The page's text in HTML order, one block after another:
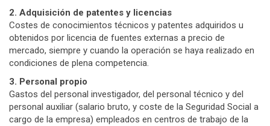
2. Adquisición de patentes y licencias
Costes de conocimientos técnicos y patentes adquiridos u
obtenidos por licencia de fuentes externas a precio de
mercado, siempre y cuando la operación se haya realizado en
condiciones de plena competencia.
3. Personal propio
Gastos del personal investigador, del personal técnico y del
personal auxiliar (salario bruto, y coste de la Seguridad Social a
cargo de la empresa) empleados en centros de trabajo de la